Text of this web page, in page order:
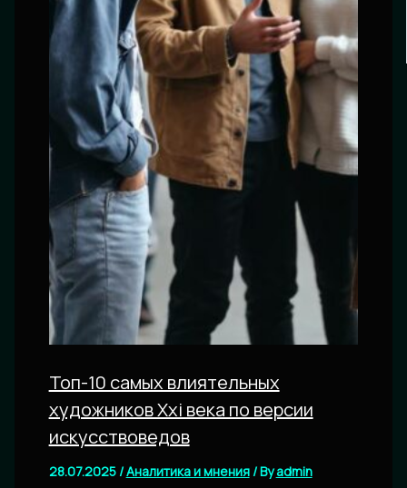
Топ-10 самых влиятельных
художников Xxi века по версии
искусствоведов
28.07.2025/Аналитика и мнения/ Byadmin